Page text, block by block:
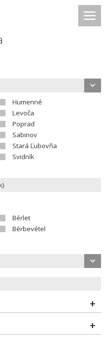
Humenné
Levoča
Poprad
Sabinov
Stará Ľubovňa
Svidník
Bérlet
Bérbevétel